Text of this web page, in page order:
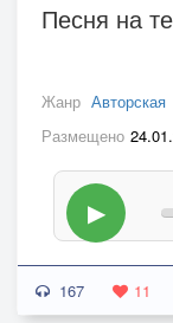
Песня на
Жанр Авторская
Размещено
▶
167 11